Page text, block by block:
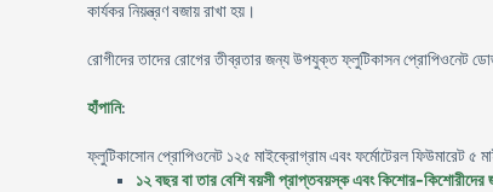
কার্যকর নিয়ন্ত্রণ বজায় রাখা হয়।
রোগীদের তাদের রোগের তীব্রতার জন্য উপযুক্ত ফ্লুটিকাসন প্রোপিওনেট
হাঁপানি:
ফ্লুটিকাসোন প্রোপিওনেট ১২৫ মাইক্রোগ্রাম এবং ফর্মোটেরল ফিউমারেট ৫
১২ বছর বা তার বেশি বয়সী প্রাপ্তবয়স্ক এবং কিশোর-